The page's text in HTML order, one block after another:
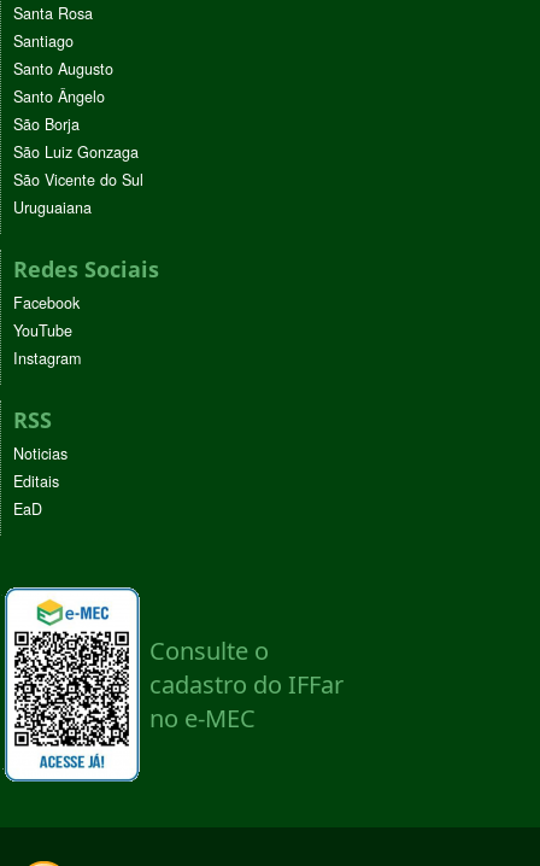
Santa Rosa
Santiago
Santo Augusto
Santo Ângelo
São Borja
São Luiz Gonzaga
São Vicente do Sul
Uruguaiana
Redes Sociais
Facebook
YouTube
Instagram
RSS
Noticias
Editais
EaD